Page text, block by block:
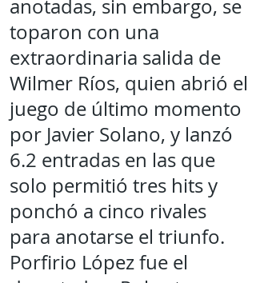
anotadas, sin embargo, se
toparon con una
extraordinaria salida de
Wilmer Ríos, quien abrió el
juego de último momento
por Javier Solano, y lanzó
6.2 entradas en las que
solo permitió tres hits y
ponchó a cinco rivales
para anotarse el triunfo.
Porfirio López fue el